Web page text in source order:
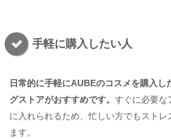
手軽に購入したい人
日常的に手軽にAUBEのコスメを購入し
グストアがおすすめです。 すぐに必要な
に入れられるため、忙しい方でもストレ
ます。